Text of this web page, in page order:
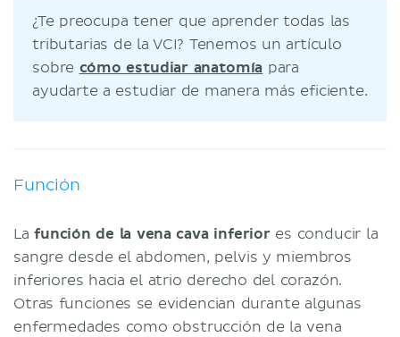
¿Te preocupa tener que aprender todas las
tributarias de la VCI? Tenemos un artículo
sobre cómo estudiar anatomía para
ayudarte a estudiar de manera más eficiente.
Función
Lafunción de la vena cava inferior es conducir la
sangre desde el abdomen, pelvis y miembros
inferiores hacia el atrio derecho del corazón.
Otras funciones se evidencian durante algunas
enfermedades como obstrucción de la vena